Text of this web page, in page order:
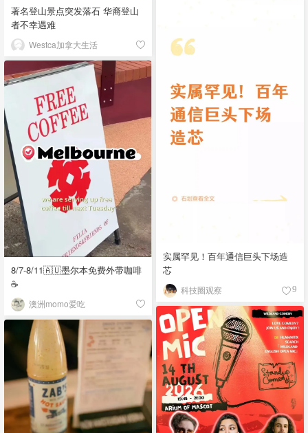
著名登山景点突发落石 华裔登山
者不幸遇难
Westca加拿大生活
实属罕见！百年通信巨头下场造
芯
科技圈观察 9
8/7-8/11🇦🇺墨尔本免费外带咖啡
☕
澳洲momo爱吃